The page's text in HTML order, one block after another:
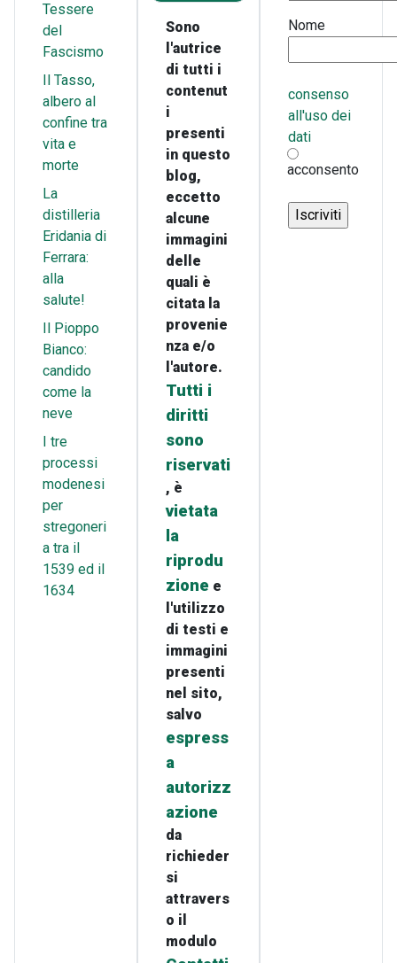
Tessere
del
Fascismo
Il Tasso,
albero al
confine tra
vita e
morte
La
distilleria
Eridania di
Ferrara:
alla
salute!
Il Pioppo
Bianco:
candido
come la
neve
I tre
processi
modenesi
per
stregoneri
a tra il
1539 ed il
1634
Sono
l'autrice
di tutti i
contenut
i
presenti
in questo
blog,
eccetto
alcune
immagini
delle
quali è
citata la
provenie
nza e/o
l'autore.
Tutti i
diritti
sono
riservati
, è
vietata
la
riprodu
zione e
l'utilizzo
di testi e
immagini
presenti
nel sito,
salvo
espress
a
autorizz
azione
da
richieder
si
attravers
o il
modulo
Nome
consenso
all'uso dei
dati
acconsento